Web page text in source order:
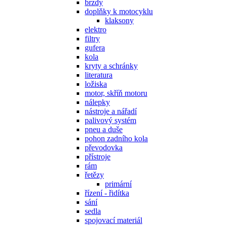
brzdy
doplňky k motocyklu
klaksony
elektro
filtry
gufera
kola
kryty a schránky
literatura
ložiska
motor, skříň motoru
nálepky
nástroje a nářadí
palivový systém
pneu a duše
pohon zadního kola
převodovka
přístroje
rám
řetězy
primární
řízení - řidítka
sání
sedla
spojovací materiál